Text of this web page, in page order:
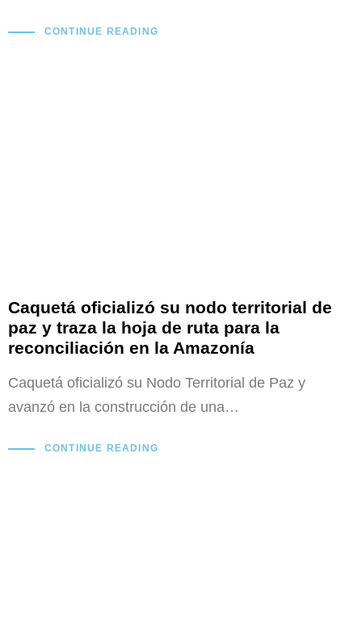
CONTINUE READING
Caquetá oficializó su nodo territorial de
paz y traza la hoja de ruta para la
reconciliación en la Amazonía
Caquetá oficializó su Nodo Territorial de Paz y
avanzó en la construcción de una…
CONTINUE READING